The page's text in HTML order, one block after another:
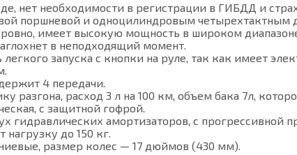
нет необходимости в регистрации в ГИБДД и
поршневой и одноцилиндровым
ровно, имеет высокую мощность в широком
в неподходящий момент.
запуска с кнопки на руле, так как имеет
4 передачи.
расход 3 л на 100 км, объем бака 7л,
с защитной гофрой.
гидравлических амортизаторов, с прогрессивной
до 150 кг.
размер колес — 17 дюймов (430 мм).